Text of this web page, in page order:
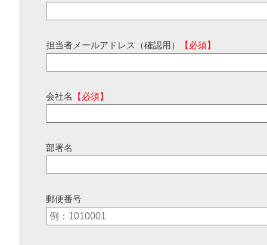
担当者メールアドレス（確認用） 【必須】
会社名 【必須】
部署名
郵便番号